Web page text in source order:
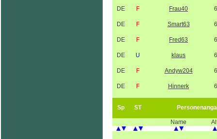
DE F Frau40
DE F Smart63
DE F Fred63
DE U klaus
DE F Andyw204
DE F Hinnerk
Sp ST
Name